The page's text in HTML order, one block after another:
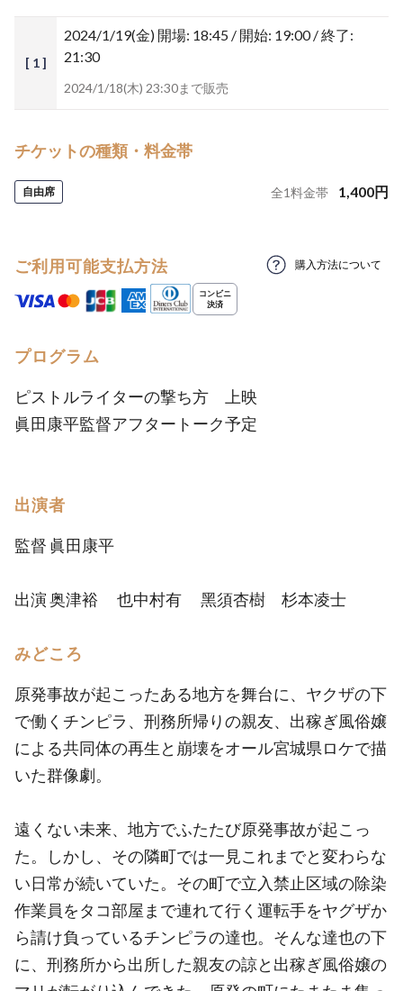
[ 1 ]
2024/1/19(金) 開場: 18:45 / 開始: 19:00 / 終了:
21:30
2024/1/18(木) 23:30まで販売
チケットの種類・料金帯
自由席 全1料金帯 1,400円
ご利用可能支払方法 購入方法について
プログラム
ピストルライターの撃ち方 上映
眞⽥康平監督アフタートーク予定
出演者
監督 眞⽥康平
出演 奥津裕 也中村有 ⿊須杏樹 杉本凌⼠
みどころ
原発事故が起こったある地方を舞台に、ヤクザの下
で働くチンピラ、刑務所帰りの親友、出稼ぎ風俗嬢
による共同体の再生と崩壊をオール宮城県ロケで描
いた群像劇。
遠くない未来、地方でふたたび原発事故が起こっ
た。しかし、その隣町では一見これまでと変わらな
い日常が続いていた。その町で立入禁止区域の除染
作業員をタコ部屋まで連れて行く運転手をヤグザか
ら請け負っているチンピラの達也。そんな達也の下
に、刑務所から出所した親友の諒と出稼ぎ風俗嬢の